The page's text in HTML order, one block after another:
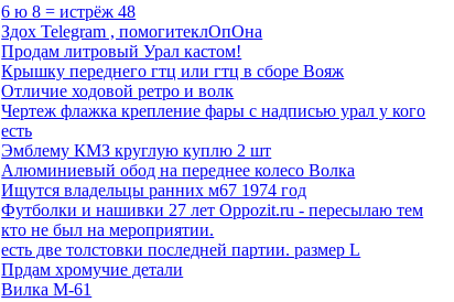
6 ю 8 = истрёж 48
Здох Telegram , помогитеклОпОна
Продам литровый Урал кастом!
Крышку переднего гтц или гтц в сборе Вояж
Отличие ходовой ретро и волк
Чертеж флажка крепление фары с надписью урал у кого
есть
Эмблему КМЗ круглую куплю 2 шт
Алюминиевый обод на переднее колесо Волка
Ищутся владельцы ранних м67 1974 год
Футболки и нашивки 27 лет Oppozit.ru - пересылаю тем
кто не был на мероприятии.
есть две толстовки последней партии. размер L
Прдам хромучие детали
Вилка М-61